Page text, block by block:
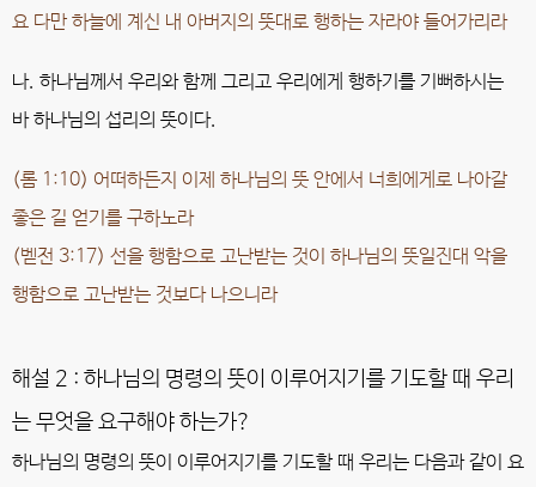
요 다만 하늘에 계신 내 아버지의 뜻대로 행하는 자라야 들어가리라
나. 하나님께서 우리와 함께 그리고 우리에게 행하기를 기뻐하시는
바 하나님의 섭리의 뜻이다.
(롬 1:10) 어떠하든지 이제 하나님의 뜻 안에서 너희에게로 나아갈
좋은 길 얻기를 구하노라
(벧전 3:17) 선을 행함으로 고난받는 것이 하나님의 뜻일진대 악을
행함으로 고난받는 것보다 나으니라
해설 2 : 하나님의 명령의 뜻이 이루어지기를 기도할 때 우리
는 무엇을 요구해야 하는가?
하나님의 명령의 뜻이 이루어지기를 기도할 때 우리는 다음과 같이 요